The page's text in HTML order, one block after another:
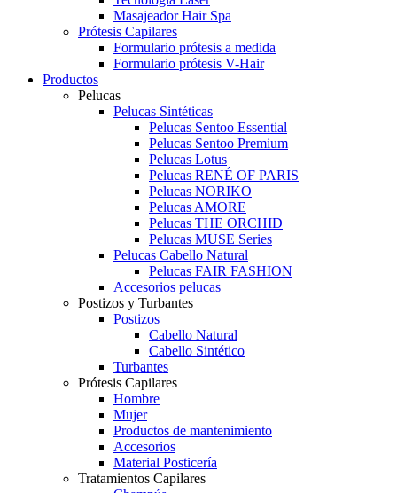
Masajeador Hair Spa
Prótesis Capilares
Formulario prótesis a medida
Formulario prótesis V-Hair
Productos
Pelucas
Pelucas Sintéticas
Pelucas Sentoo Essential
Pelucas Sentoo Premium
Pelucas Lotus
Pelucas RENÉ OF PARIS
Pelucas NORIKO
Pelucas AMORE
Pelucas THE ORCHID
Pelucas MUSE Series
Pelucas Cabello Natural
Pelucas FAIR FASHION
Accesorios pelucas
Postizos y Turbantes
Postizos
Cabello Natural
Cabello Sintético
Turbantes
Prótesis Capilares
Hombre
Mujer
Productos de mantenimiento
Accesorios
Material Posticería
Tratamientos Capilares